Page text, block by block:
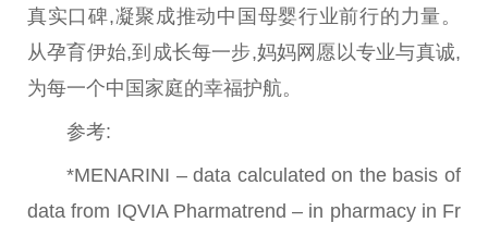
真实口碑,凝聚成推动中国 母婴行业前行的力量。
从孕育伊始,到成长每一步,妈妈网愿以专业与真诚,
为每一个中国 家庭的幸福护航。
参考:
*MENARINI – data calculated on the basis of
data from IQVIA Pharmatrend – in pharmacy in Fr